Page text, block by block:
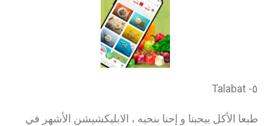
٥- Talabat
طبعا الأكل بيحبنا و إحنا بنحبه ، الابليكشيشن الأشهر في